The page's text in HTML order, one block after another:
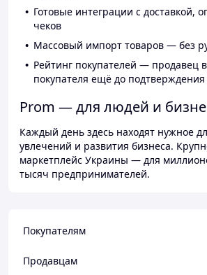
Готовые интеграции с доставкой,
чеков
Массовый импорт товаров — без
Рейтинг покупателей — продавец
покупателя ещё до подтверждения
Prom — для людей и
Каждый день здесь находят нужное
увлечений и развития бизнеса.
маркетплейс Украины — для
тысяч предпринимателей.
Покупателям
Продавцам